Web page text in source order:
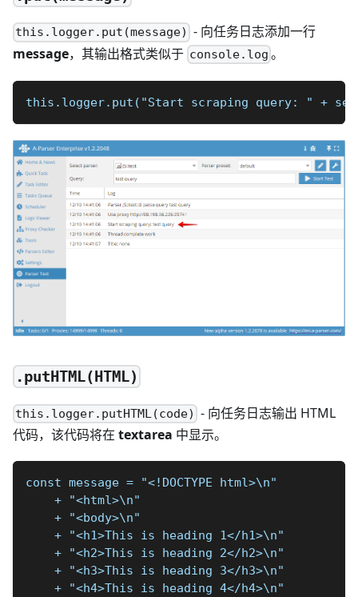
this.logger.put(message) - 向任务日志添加一行
message，其输出格式类似于 console.log 。
this.logger.put("Start scraping query: " +
.putHTML(HTML)
this.logger.putHTML(code) - 向任务日志输出 HTML
代码，该代码将在 textarea 中显示。
const message = "<!DOCTYPE html>\n"
    + "<html>\n"
    + "<body>\n"
    + "<h1>This is heading 1</h1>\n"
    + "<h2>This is heading 2</h2>\n"
    + "<h3>This is heading 3</h3>\n"
    + "<h4>This is heading 4</h4>\n"